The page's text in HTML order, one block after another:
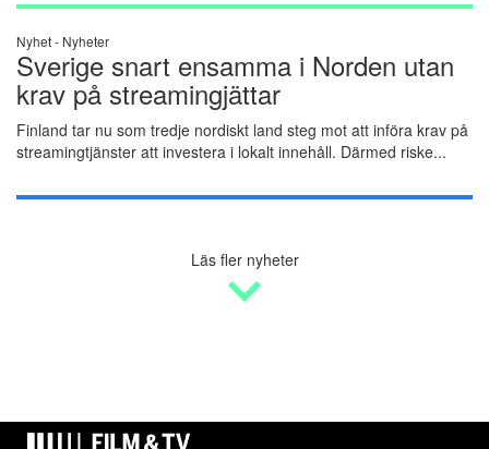
Nyhet - Nyheter
Sverige snart ensamma i Norden utan
krav på streamingjättar
Finland tar nu som tredje nordiskt land steg mot att införa krav på
streamingtjänster att investera i lokalt innehåll. Därmed riske...
Läs fler nyheter